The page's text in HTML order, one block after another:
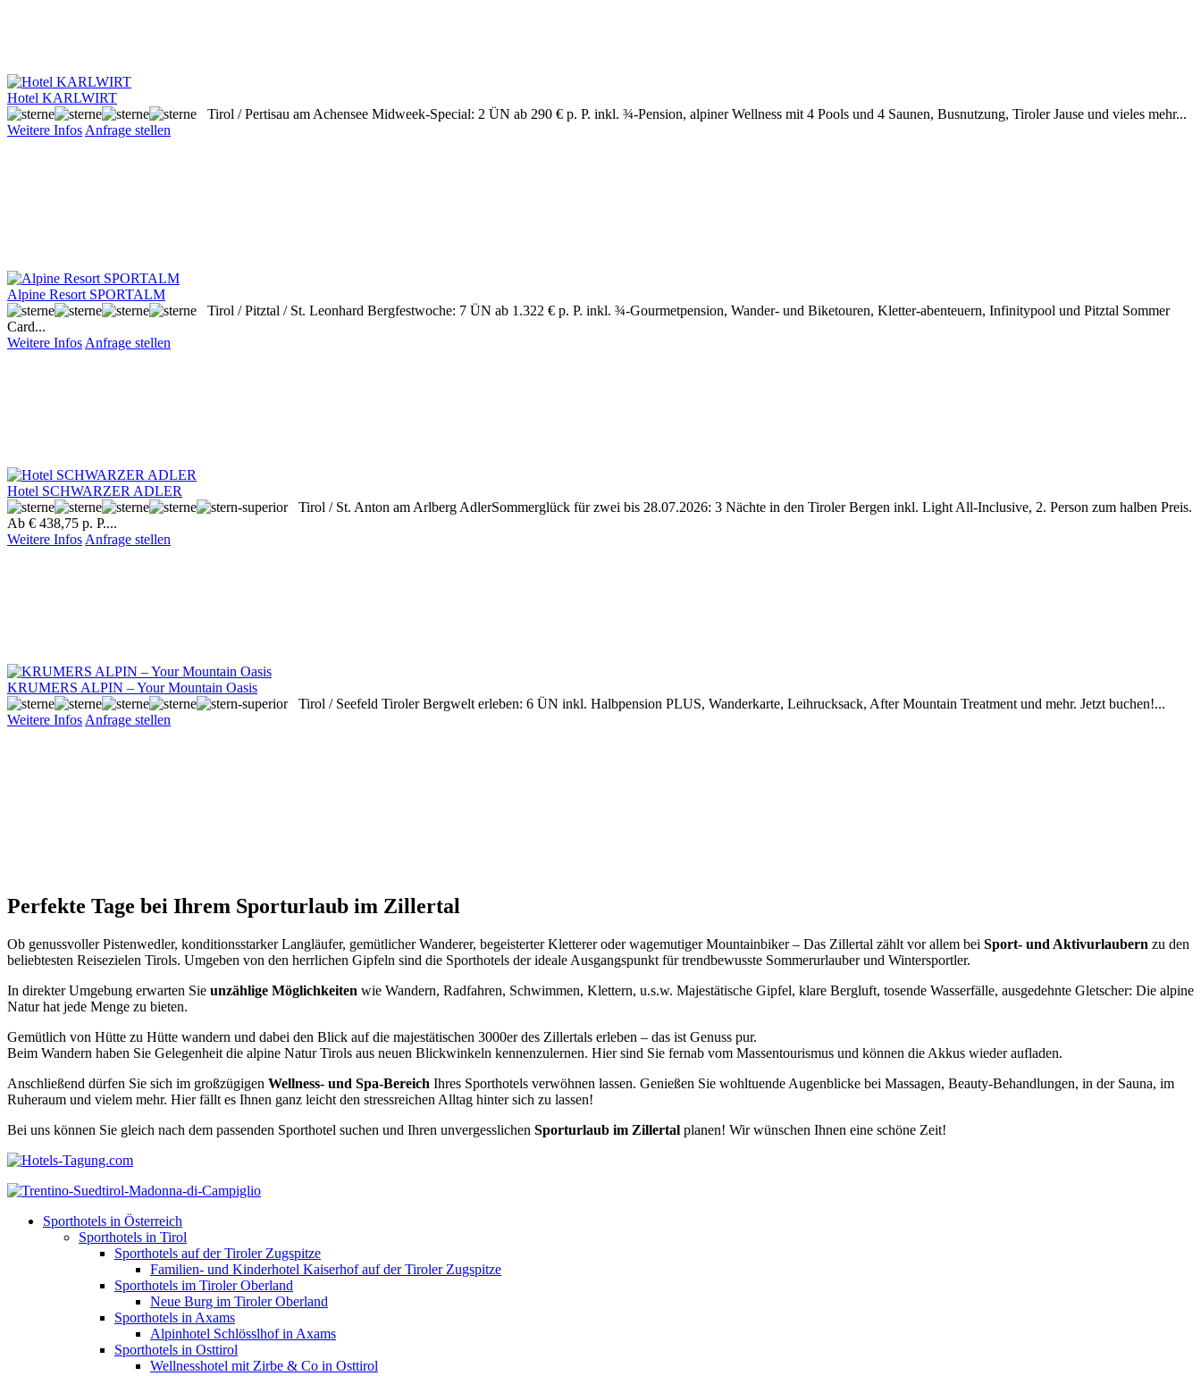
Hotel KARLWIRT
Tirol / Pertisau am Achensee Midweek-Special: 2 ÜN ab 290 € p. P. inkl. ¾-Pension, alpiner Wellness mit 4 Pools und 4 Saunen, Busnutzung, Tiroler Jause und vieles mehr...
Weitere InfosAnfrage stellen
Alpine Resort SPORTALM
Tirol / Pitztal / St. Leonhard Bergfestwoche: 7 ÜN ab 1.322 € p. P. inkl. ¾-Gourmetpension, Wander- und Biketouren, Kletter-abenteuern, Infinitypool und Pitztal Sommer
Card...
Weitere InfosAnfrage stellen
Hotel SCHWARZER ADLER
Tirol / St. Anton am ArlbergAdlerSommerglück für zwei bis 28.07.2026: 3 Nächte in den Tiroler Bergen inkl. Light All-Inclusive, 2. Person zum halben Preis.
Ab € 438,75 p. P....
Weitere InfosAnfrage stellen
KRUMERS ALPIN – Your Mountain Oasis
Tirol / Seefeld Tiroler Bergwelt erleben: 6 ÜN inkl. Halbpension PLUS, Wanderkarte, Leihrucksack, After Mountain Treatment und mehr. Jetzt buchen!...
Weitere InfosAnfrage stellen
Perfekte Tage bei Ihrem Sporturlaub im Zillertal
Ob genussvoller Pistenwedler, konditionsstarker Langläufer, gemütlicher Wanderer, begeisterter Kletterer oder wagemutiger Mountainbiker – Das Zillertal zählt vor allem bei Sport- und Aktivurlaubern zu den
beliebtesten Reisezielen Tirols. Umgeben von den herrlichen Gipfeln sind die Sporthotels der ideale Ausgangspunkt für trendbewusste Sommerurlauber und Wintersportler.
In direkter Umgebung erwarten Sie unzählige Möglichkeiten wie Wandern, Radfahren, Schwimmen, Klettern, u.s.w. Majestätische Gipfel, klare Bergluft, tosende Wasserfälle, ausgedehnte Gletscher: Die alpine
Natur hat jede Menge zu bieten.
Gemütlich von Hütte zu Hütte wandern und dabei den Blick auf die majestätischen 3000er des Zillertals erleben – das ist Genuss pur.
Beim Wandern haben Sie Gelegenheit die alpine Natur Tirols aus neuen Blickwinkeln kennenzulernen. Hier sind Sie fernab vom Massentourismus und können die Akkus wieder aufladen.
Anschließend dürfen Sie sich im großzügigen Wellness- und Spa-Bereich Ihres Sporthotels verwöhnen lassen. Genießen Sie wohltuende Augenblicke bei Massagen, Beauty-Behandlungen, in der Sauna, im
Ruheraum und vielem mehr. Hier fällt es Ihnen ganz leicht den stressreichen Alltag hinter sich zu lassen!
Bei uns können Sie gleich nach dem passenden Sporthotel suchen und Ihren unvergesslichen Sporturlaub im Zillertal planen! Wir wünschen Ihnen eine schöne Zeit!
Sporthotels in Österreich
Sporthotels in Tirol
Sporthotels auf der Tiroler Zugspitze
Familien- und Kinderhotel Kaiserhof auf der Tiroler Zugspitze
Sporthotels im Tiroler Oberland
Neue Burg im Tiroler Oberland
Sporthotels in Axams
Alpinhotel Schlösslhof in Axams
Sporthotels in Osttirol
Wellnesshotel mit Zirbe & Co in Osttirol